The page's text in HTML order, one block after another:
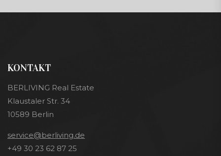
KONTAKT
BERLIVING Real Estate
Klaustaler Str. 34
10589 Berlin
service@berliving.de
+49 30 23 62 87 25